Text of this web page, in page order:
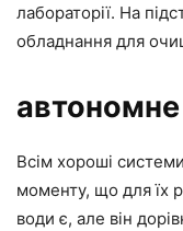
лабораторії. На
обладнання для
Всім хороші
моменту, що для їх
води є, але він